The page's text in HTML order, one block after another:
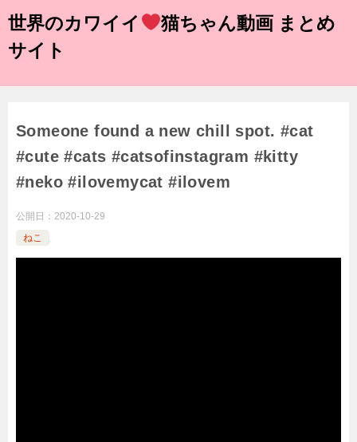
世界のカワイイ
猫ちゃん動画 まとめ
サイト
Someone found a new chill spot. #cat
#cute #cats #catsofinstagram #kitty
#neko #ilovemycat #ilovem
公開日： 2020-10-29
ねこ